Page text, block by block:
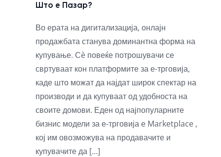
Што е Пазар?
Во ерата на дигитализација, онлајн
продажбата станува доминантна форма на
купување. Сè повеќе потрошувачи се
свртуваат кон платформите за е-трговија,
каде што можат да најдат широк спектар на
производи и да купуваат од удобноста на
своите домови. Еден од најпопуларните
бизнис модели за е-трговија е Marketplace ,
кој им овозможува на продавачите и
купувачите да […]